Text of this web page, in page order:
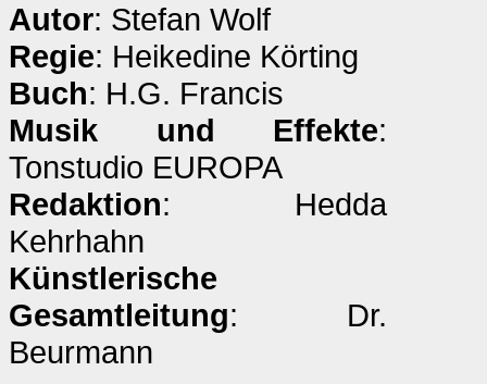
Autor: Stefan Wolf
Regie: Heikedine Körting
Buch: H.G. Francis
Musik und Effekte:
Tonstudio EUROPA
Redaktion: Hedda
Kehrhahn
Künstlerische
Gesamtleitung: Dr.
Beurmann